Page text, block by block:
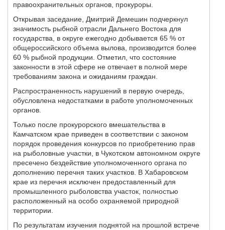
правоохранительных органов, прокуроры.
Открывая заседание, Дмитрий Демешин подчеркнул
значимость рыбной отрасли Дальнего Востока для
государства, в округе ежегодно добывается 65 % от
общероссийского объема вылова, производится более
60 % рыбной продукции. Отметил, что состояние
законности в этой сфере не отвечает в полной мере
требованиям закона и ожиданиям граждан.
Распространенность нарушений в первую очередь,
обусловлена недостатками в работе уполномоченных
органов.
Только после прокурорского вмешательства в
Камчатском крае приведен в соответствии с законом
порядок проведения конкурсов по приобретению прав
на рыболовные участки, в Чукотском автономном округе
пресечено бездействие уполномоченного органа по
дополнению перечня таких участков. В Хабаровском
крае из перечня исключен предоставленный для
промышленного рыболовства участок, полностью
расположенный на особо охраняемой природной
территории.
По результатам изучения поднятой на прошлой встрече